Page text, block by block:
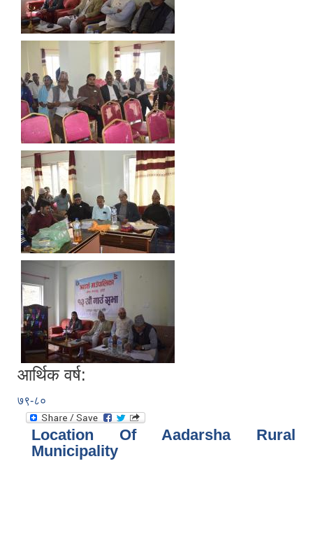
आर्थिक वर्ष:
७९-८०
Location Of Aadarsha Rural
Municipality